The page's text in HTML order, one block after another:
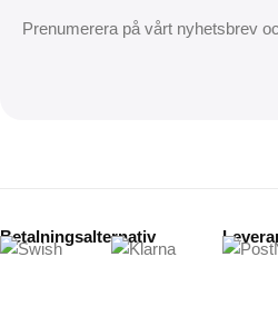
Prenumerera på vårt nyhetsbrev
Betalningsalternativ